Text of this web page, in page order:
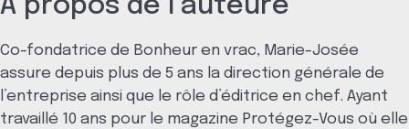
À propos de l’auteure
Co-fondatrice de Bonheur en vrac, Marie-Josée
assure depuis plus de 5 ans la direction générale de
l’entreprise ainsi que le rôle d’éditrice en chef. Ayant
travaillé 10 ans pour le magazine Protégez-Vous où elle